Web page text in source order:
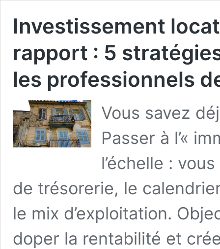
Investissement
rapport : 5
les professionnels
Vous savez
Passer à l’«
l’échelle :
de trésorerie, le
le mix d’exploitation.
doper la rentabilité et